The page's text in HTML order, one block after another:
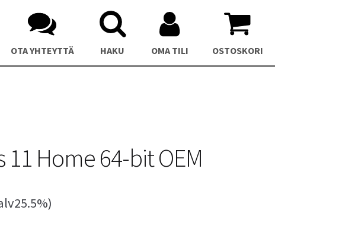
OSTOSKORI
OMA TILI
HAKU
OTA YHTEYTTÄ
11 Home 64-bit OEM